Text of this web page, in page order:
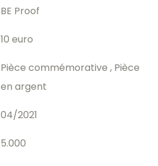
BE Proof
10 euro
Pièce commémorative , Pièce
en argent
04/2021
5.000